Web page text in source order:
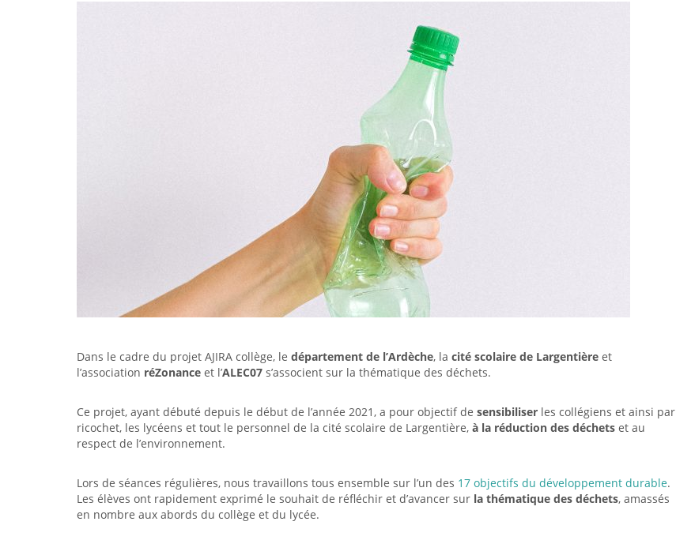
Dans le cadre du projet AJIRA collège, le département de l’Ardèche, la cité scolaire de Largentière et
l’association réZonance et l’ALEC07 s’associent sur la thématique des déchets.
Ce projet, ayant débuté depuis le début de l’année 2021, a pour objectif de sensibiliser les collégiens et ainsi par
ricochet, les lycéens et tout le personnel de la cité scolaire de Largentière, à la réduction des déchets et au
respect de l’environnement.
Lors de séances régulières, nous travaillons tous ensemble sur l’un des 17 objectifs du développement durable.
Les élèves ont rapidement exprimé le souhait de réfléchir et d’avancer sur la thématique des déchets, amassés
en nombre aux abords du collège et du lycée.